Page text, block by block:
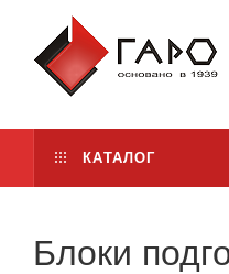
КАТАЛОГ
Блоки